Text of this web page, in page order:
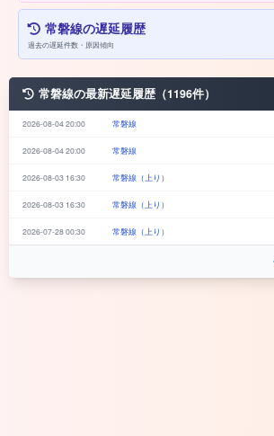
常磐線の遅延履歴
過去の遅延件数・原因傾向
常磐線の最新遅延履歴（1196件）
2026-08-04 20:00 常磐線
2026-08-04 20:00 常磐線
2026-08-03 16:30 常磐線（上り）
2026-08-03 16:30 常磐線（上り）
2026-07-28 00:30 常磐線（上り）